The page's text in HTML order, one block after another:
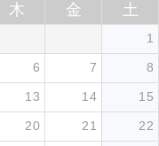
木 金 土
1
6 7 8
13 14 15
20 21 22